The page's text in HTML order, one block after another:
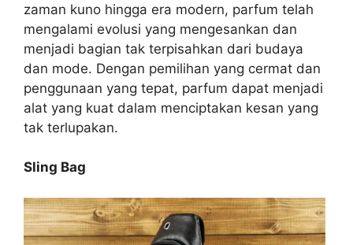
zaman kuno hingga era modern, parfum telah
mengalami evolusi yang mengesankan dan
menjadi bagian tak terpisahkan dari budaya
dan mode. Dengan pemilihan yang cermat dan
penggunaan yang tepat, parfum dapat menjadi
alat yang kuat dalam menciptakan kesan yang
tak terlupakan.
Sling Bag